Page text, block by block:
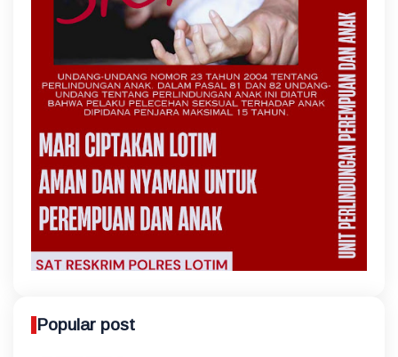
Popular post